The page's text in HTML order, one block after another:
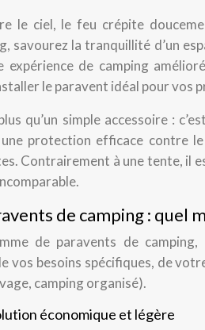
le ciel, le feu crépite
savourez la tranquillité d’un
expérience de camping
le paravent idéal pour vos
qu’un simple accessoire :
protection efficace contre
Contrairement à une tente, il
de camping : quel
de paravents de
vos besoins spécifiques, de
camping organisé).
économique et légère